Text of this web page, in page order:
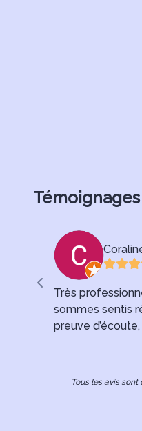
Très
sommes sentis
preuve
merci pour
Tous les avis